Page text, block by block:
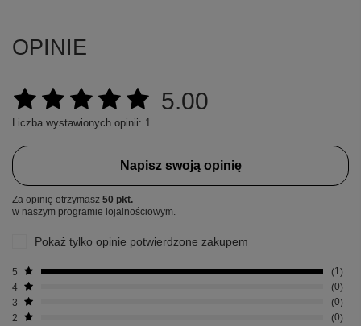
OPINIE
5.00
Liczba wystawionych opinii: 1
Napisz swoją opinię
Za opinię otrzymasz 50 pkt.
w naszym programie lojalnościowym.
Pokaż tylko opinie potwierdzone zakupem
5
1
4
0
3
0
2
0